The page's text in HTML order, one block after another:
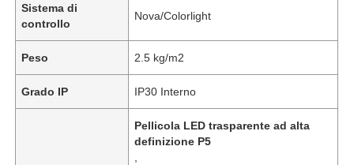
Sistema di
controllo
Nova/Colorlight
Peso 2.5 kg/m2
Grado IP IP30 Interno
Pellicola LED trasparente ad alta
definizione P5